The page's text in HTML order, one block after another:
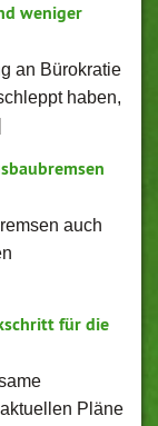
weniger
an Bürokratie
haben,
auch
für die
Pläne